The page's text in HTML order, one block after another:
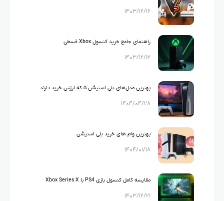
۱۴۰۳/۱۲/۱۶
راهنمای جامع خرید کنسول Xbox قسطی
۱۴۰۳/۱۲/۱۲
بهترین مدل‌های پلی استیشن ۵ که ارزش خرید دارند
۱۴۰۴/۰۴/۲۸
بهترین وام های خرید پلی استیشن
۱۴۰۴/۰۱/۱۸
مقایسه کامل کنسول بازی PS4 با Xbox Series X
۱۴۰۳/۱۲/۲۱